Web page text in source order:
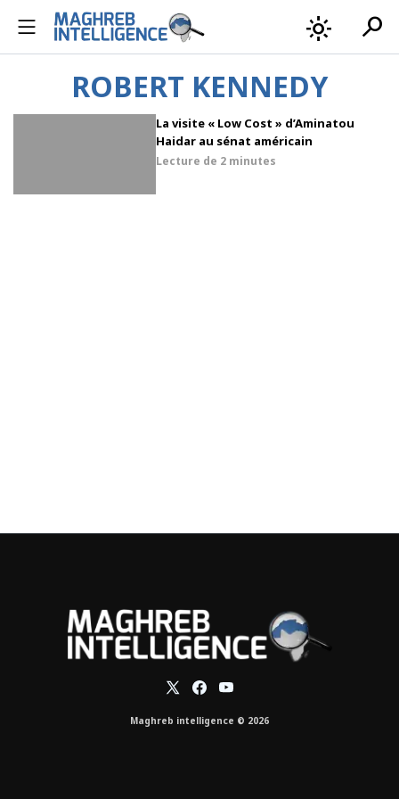
light_mode search
ROBERT KENNEDY
La visite « Low Cost » d’Aminatou
Haidar au sénat américain
Lecture de 2 minutes
Maghreb intelligence © 2026